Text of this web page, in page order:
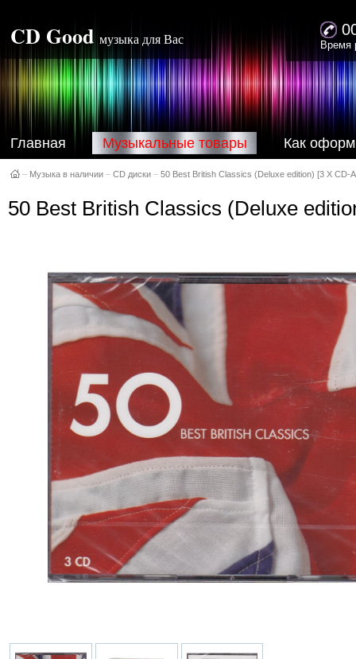
CD Good музыка для Вас Время
Главная Музыкальные товары Как
– Музыка в наличии – CD диски – 50 Best British Classics (Deluxe edition) [3 X CD-
50 Best British Classics (Deluxe